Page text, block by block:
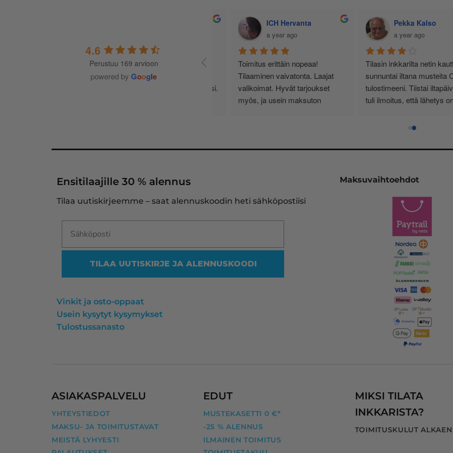
4.6
Perustuu 169 arvioon
powered by Google
Jussi Käteinen
11 months ago
Asiallisen tuntuinen kauppa, ei
turhia härpäkkeitä, vaan sitä
mitä nimi lupaa! Täältä haen
jatkossa. Ps. Hinnat kohillaan.
Senja Bunda
a year ago
Minulla yksityishenkilönä
tulostimen käyttö on vähäistä.
Yksi kasetti riittää noin
Vähän kauhulla ajattelen
edelleen oikean ja tulostimeeni
heidän sivujensa kautta uuden
vastaavan. Tulostinmerkkien
sekä kasettien runsaus on
viidakko, missä en halua rämpiä.
Siksi on olemassa tällekin
saralla ammattilaiset.
Vaikka mustakasetin koodi olikin
reilussa vuodessa muuttunut,
heidän ohjelmansa ehdotti
oikeaa vastaavaa yhteensopivaa
kasettia, jonka myös uskalsin
Ensitilaajille 30 % alennus
Tilaa uutiskirjeemme – saat alennuskoodin heti sähköpostiisi
TILAA UUTISKIRJE JA ALENNUSKOODI
Vinkit ja osto-oppaat
Usein kysytyt kysymykset
Tulostussanasto
Maksuvaihtoehdot
ASIAKASPALVELU
YHTEYSTIEDOT
MAKSU- JA TOIMITUSTAVAT
MEISTÄ LYHYESTI
EDUT
MUSTEKASETTI 0 €*
-25 % ALENNUS
ILMAINEN TOIMITUS
MIKSI TILATA
INKKARISTA?
TOIMITUSKULUT